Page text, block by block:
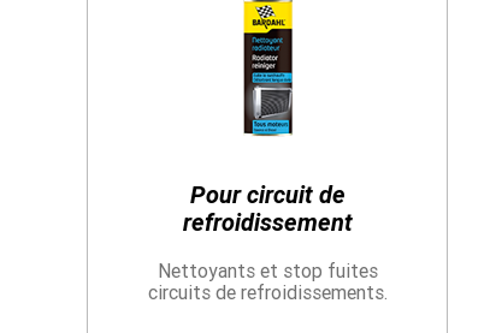
Pour circuit de
refroidissement
Nettoyants et stop fuites
circuits de refroidissements.